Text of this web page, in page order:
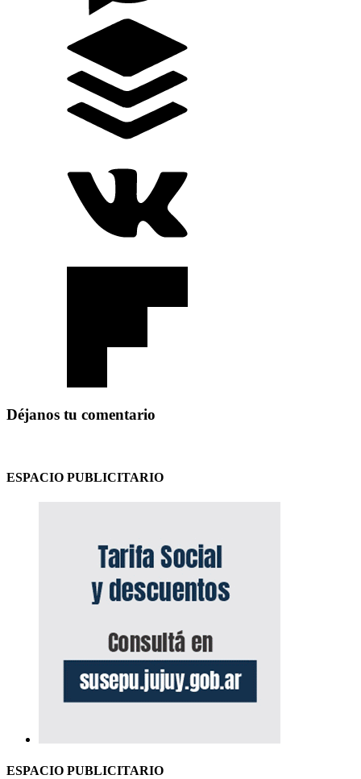
Déjanos tu comentario
ESPACIO PUBLICITARIO
ESPACIO PUBLICITARIO